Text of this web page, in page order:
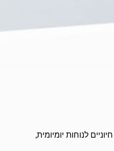
לנוחות יומיומית,